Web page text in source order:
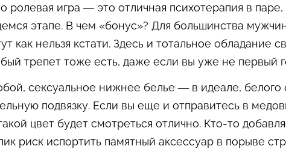
ролевая игра — это отличная психотерапия в
этапе. В чем «бонус»? Для большинства
как нельзя кстати. Здесь и тотальное обладание
трепет тоже есть, даже если вы уже не первый
сексуальное нижнее белье — в идеале, белого
подвязку. Если вы еще и отправитесь в
цвет будет смотреться отлично. Кто-то
риск испортить памятный аксессуар в порыве